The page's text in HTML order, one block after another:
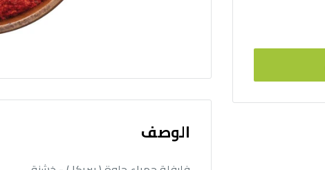
الوصف